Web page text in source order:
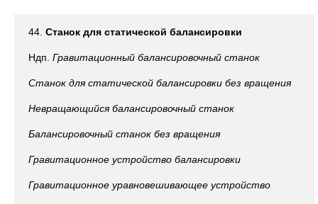
44. Станок для статической балансировки
Ндп. Гравитационный балансировочный станок
Станок для статической балансировки без вращения
Невращающийся балансировочный станок
Балансировочный станок без вращения
Гравитационное устройство балансировки
Гравитационное уравновешивающее устройство